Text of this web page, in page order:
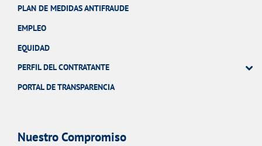
PLAN DE MEDIDAS ANTIFRAUDE
EMPLEO
EQUIDAD
PERFIL DEL CONTRATANTE
PORTAL DE TRANSPARENCIA
Nuestro Compromiso